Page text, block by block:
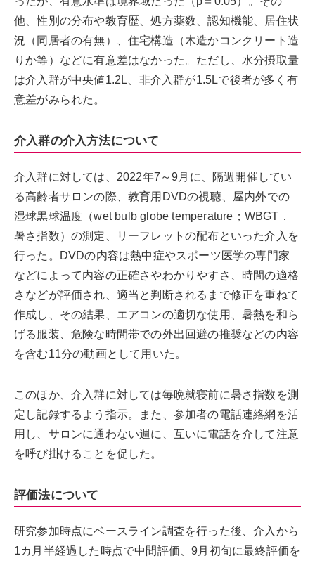
他、性別の分布や教育歴、処方薬数、認知機能、居住状
況（同居者の有無）、住宅構造（木造かコンクリート造
りか等）などに有意差はなかった。ただし、水分摂取量
は介入群が中央値1.2L、非介入群が1.5Lで後者が多く有
意差がみられた。
介入群の介入方法について
介入群に対しては、2022年7～9月に、隔週開催してい
る高齢者サロンの際、教育用DVDの視聴、屋内外での
湿球黒球温度（wet bulb globe temperature；WBGT．
暑さ指数）の測定、リーフレットの配布といった介入を
行った。DVDの内容は熱中症やスポーツ医学の専門家
などによって内容の正確さやわかりやすさ、時間の適格
さなどが評価され、適当と判断されるまで修正を重ねて
作成し、その結果、エアコンの適切な使用、暑熱を和ら
げる服装、危険な時間帯での外出回避の推奨などの内容
を含む11分の動画として用いた。
このほか、介入群に対しては毎晩就寝前に暑さ指数を測
定し記録するよう指示。また、参加者の電話連絡網を活
用し、サロンに通わない週に、互いに電話を介して注意
を呼び掛けることを促した。
評価法について
研究参加時点にベースライン調査を行った後、介入から
1カ月半経過した時点で中間評価、9月初旬に最終評価を